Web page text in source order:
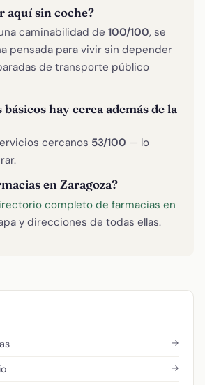
aquí sin coche?
caminabilidad de 100/100, se
pensada para vivir sin depender
de transporte público
hay cerca además de la
cercanos 53/100 — lo
en Zaragoza?
completo de farmacias en
y direcciones de todas ellas.
→
→